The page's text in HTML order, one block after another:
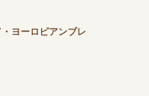
ヨーロピアンブレ